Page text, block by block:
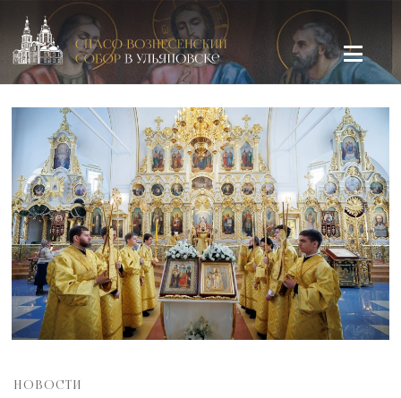
Спасо-Вознесенский кафедральный собор в Ульяновске
НОВОСТИ